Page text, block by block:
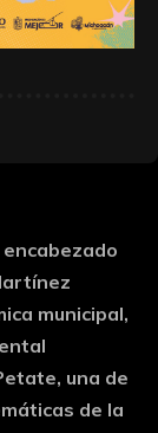
encabezado
municipal,
una de
de la